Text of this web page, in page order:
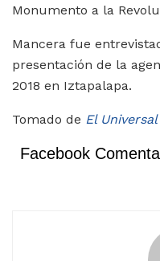
Monumento a la
Mancera fue
presentación de la
2018 en Iztapalapa.
Tomado de El Universal
Facebook